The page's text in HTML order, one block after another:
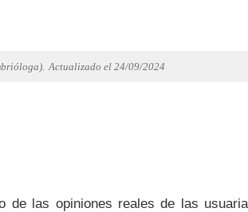
Actualizado el 24/09/2024
de las opiniones reales de las